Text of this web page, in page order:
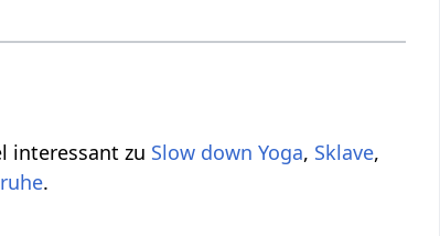
interessant zu Slow down Yoga, Sklave,
.